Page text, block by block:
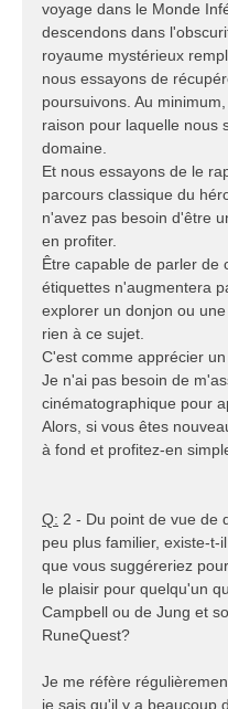
voyage dans le Monde
descendons dans
royaume mystérieux
nous essayons de
poursuivons. Au
raison pour laquelle nous
domaine.
Et nous essayons de le
parcours classique du
n'avez pas besoin d'être
en profiter.
Être capable de parler de
étiquettes n'augmentera
explorer un donjon ou
rien à ce sujet.
C'est comme apprécier
Je n'ai pas besoin de
cinématographique pour
Alors, si vous êtes
à fond et profitez-en
Q: 2 - Du point de vue de
peu plus familier, existe-
que vous suggéreriez
le plaisir pour quelqu'un
Campbell ou de Jung et
RuneQuest?
Je me réfère
je sais qu'il y a beaucoup